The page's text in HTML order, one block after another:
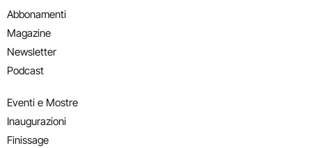
Abbonamenti
Magazine
Newsletter
Podcast
Eventi e Mostre
Inaugurazioni
Finissage